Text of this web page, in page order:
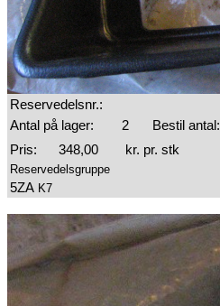
Reservedelsnr.:
Antal på lager:
2
Bestil antal:
Pris:
348,00 kr. pr. stk
Reservedelsgruppe
5ZA K7